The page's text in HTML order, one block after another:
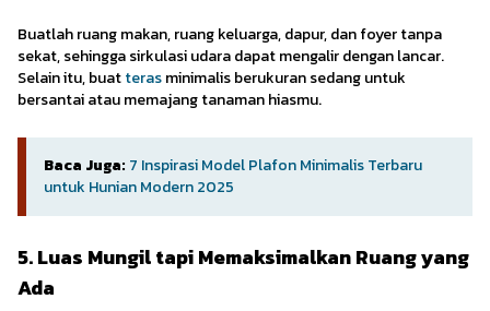
Buatlah ruang makan, ruang keluarga, dapur, dan foyer tanpa
sekat, sehingga sirkulasi udara dapat mengalir dengan lancar.
Selain itu, buatterasminimalis berukuran sedang untuk
bersantai atau memajang tanaman hiasmu.
Baca Juga: 7 Inspirasi Model Plafon Minimalis Terbaru
untuk Hunian Modern 2025
5. Luas Mungil tapi Memaksimalkan Ruang yang
Ada